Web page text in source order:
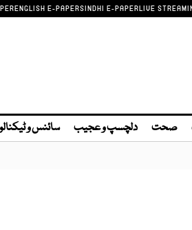
ENGLISH E-PAPERSINDHI E-PAPERLIVE
صحت دلچسپ و عجیب سائنس و